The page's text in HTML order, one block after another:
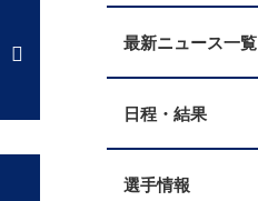
最新ニュース一覧
日程・結果
選手情報